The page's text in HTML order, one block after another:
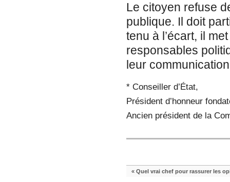
Le citoyen refuse
publique. Il doit
tenu à l’écart, il
responsables
leur
* Conseiller d’État,
Président d’honneur
Ancien président de la
« Quel vrai chef pour rassurer les